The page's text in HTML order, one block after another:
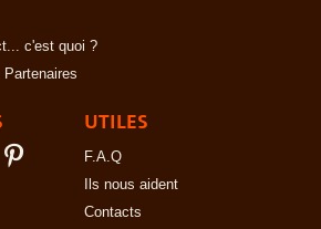
c'est quoi ?
Partenaires
UTILES
F.A.Q
Ils nous aident
Contacts